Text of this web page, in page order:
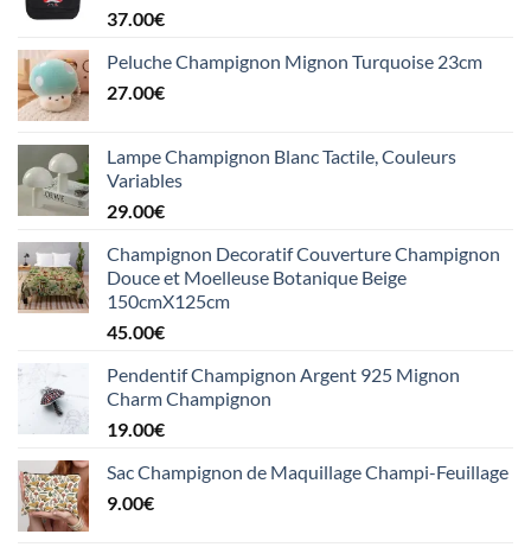
37.00€
Peluche Champignon Mignon Turquoise 23cm
27.00€
Lampe Champignon Blanc Tactile, Couleurs
Variables
29.00€
Champignon Decoratif Couverture Champignon
Douce et Moelleuse Botanique Beige
150cmX125cm
45.00€
Pendentif Champignon Argent 925 Mignon
Charm Champignon
19.00€
Sac Champignon de Maquillage Champi-Feuillage
9.00€